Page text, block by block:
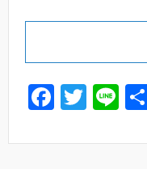
F
c
T
tt
Li
e